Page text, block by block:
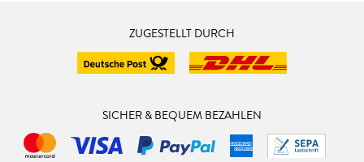
ZUGESTELLT DURCH
SICHER & BEQUEM BEZAHLEN